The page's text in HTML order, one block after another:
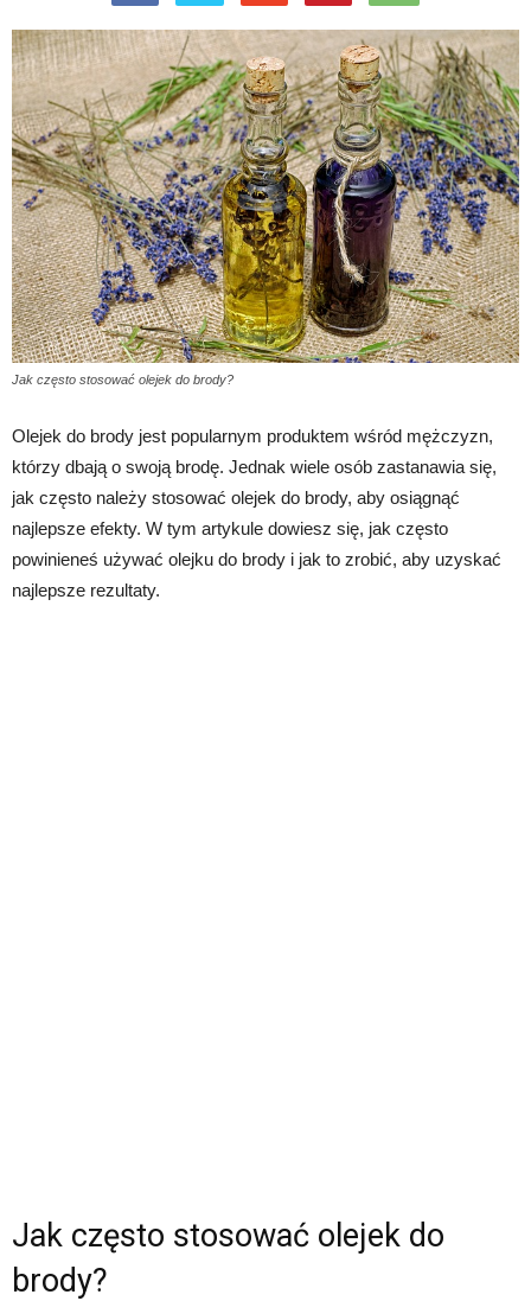
Jak często stosować olejek do brody?
Olejek do brody jest popularnym produktem wśród mężczyzn,
którzy dbają o swoją brodę. Jednak wiele osób zastanawia się,
jak często należy stosować olejek do brody, aby osiągnąć
najlepsze efekty. W tym artykule dowiesz się, jak często
powinieneś używać olejku do brody i jak to zrobić, aby uzyskać
najlepsze rezultaty.
Jak często stosować olejek do
brody?